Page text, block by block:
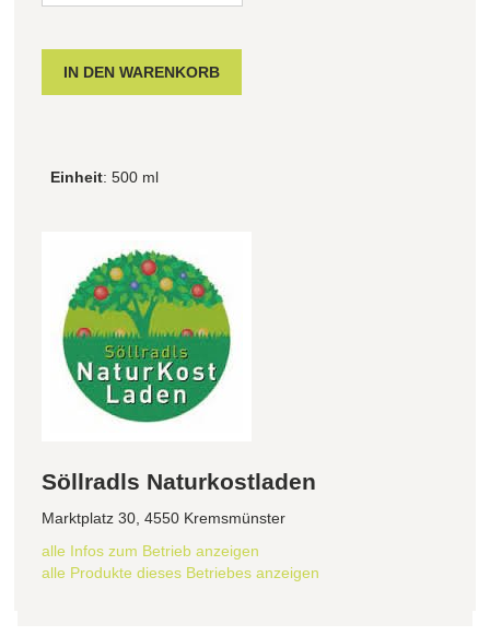
Einheit: 500 ml
Söllradls Naturkostladen
Marktplatz 30, 4550 Kremsmünster
alle Infos zum Betrieb anzeigen
alle Produkte dieses Betriebes anzeigen